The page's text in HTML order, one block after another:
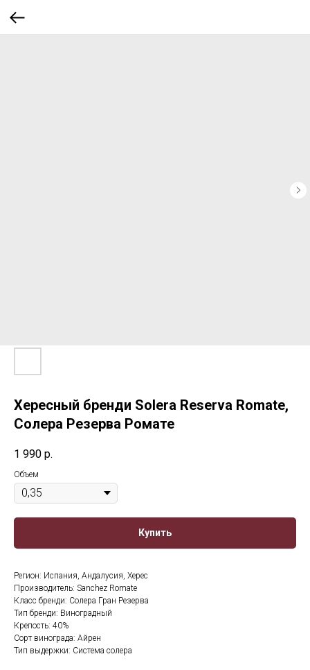
Хересный бренди Solera Reserva Romate,
Солера Резерва Ромате
1 990 р.
Объем
Купить
Регион: Испания, Андалусия, Херес
Производитель: Sanchez Romate
Класс бренди: Солера Гран Резерва
Тип бренди: Виноградный
Крепость: 40%
Сорт винограда: Айрен
Тип выдержки: Система солера